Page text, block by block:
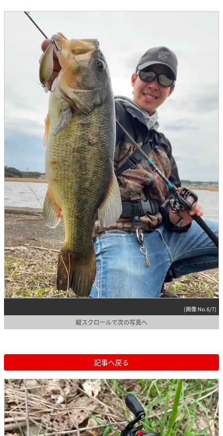
(画像 No.6/7)
縦スクロールで次の写真へ
記事へ戻る